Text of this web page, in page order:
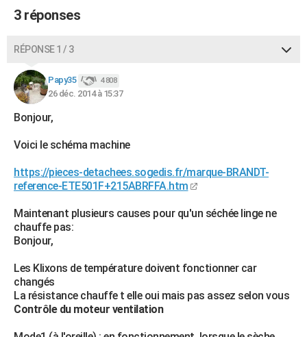
FORUM
3 réponses
RÉPONSE 1 / 3
Papy35 4 808
26 déc. 2014 à 15:37
Bonjour,
Voici le schéma machine
https://pieces-detachees.sogedis.fr/marque-BRANDT-
reference-ETE501F+215ABRFFA.htm
Maintenant plusieurs causes pour qu'un séchée linge ne
chauffe pas:
Bonjour,
Les Klixons de température doivent fonctionner car
changés
La résistance chauffe t elle oui mais pas assez selon vous
Contrôle du moteur ventilation